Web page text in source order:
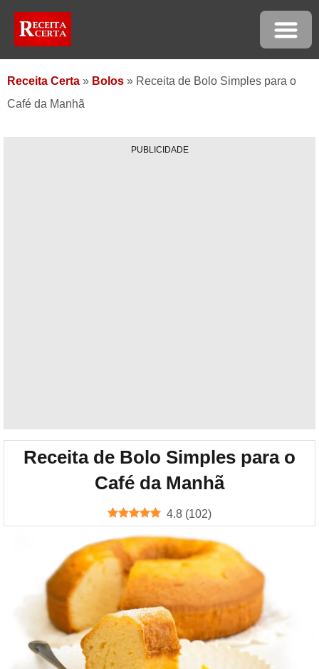
Receita Certa » Bolos » Receita de Bolo Simples para o
Café da Manhã
PUBLICIDADE
Receita de Bolo Simples para o
Café da Manhã
4.8 (102)